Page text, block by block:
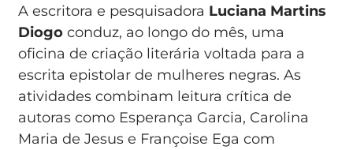
A escritora e pesquisadora Luciana Martins
Diogo conduz, ao longo do mês, uma
oficina de criação literária voltada para a
escrita epistolar de mulheres negras. As
atividades combinam leitura crítica de
autoras como Esperança Garcia, Carolina
Maria de Jesus e Françoise Ega com